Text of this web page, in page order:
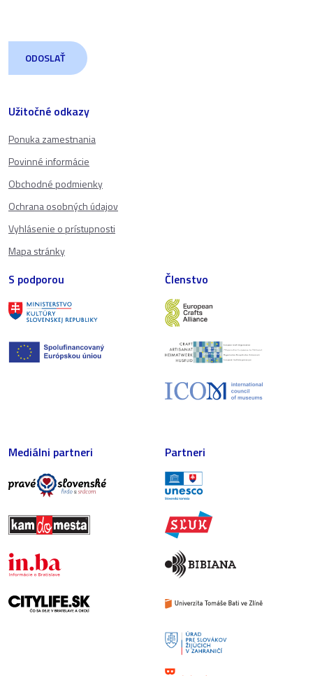
Užitočné odkazy
Ponuka zamestnania
Povinné informácie
Obchodné podmienky
Ochrana osobných údajov
Vyhlásenie o prístupnosti
Mapa stránky
S podporou Členstvo
Mediálni partneri Partneri